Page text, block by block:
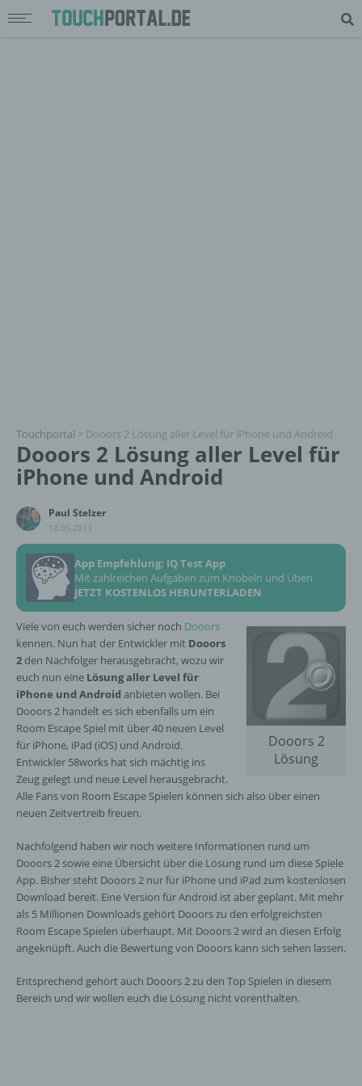
Touchportal > Dooors 2 Lösung aller Level für iPhone und Android
Dooors 2 Lösung aller Level für
iPhone und Android
Paul Stelzer
10.05.2013
App Empfehlung: IQ Test App
Mit zahlreichen Aufgaben zum Knobeln und Üben
JETZT KOSTENLOS HERUNTERLADEN
Dooors 2
Lösung
Viele von euch werden sicher noch Dooors
kennen. Nun hat der Entwickler mit Dooors
2 den Nachfolger herausgebracht, wozu wir
euch nun eine Lösung aller Level für
iPhone und Android anbieten wollen. Bei
Dooors 2 handelt es sich ebenfalls um ein
Room Escape Spiel mit über 40 neuen Level
für iPhone, iPad (iOS) und Android.
Entwickler 58works hat sich mächtig ins
Zeug gelegt und neue Level herausgebracht.
Alle Fans von Room Escape Spielen können sich also über einen
neuen Zeitvertreib freuen.
Nachfolgend haben wir noch weitere Informationen rund um
Dooors 2 sowie eine Übersicht über die Lösung rund um diese Spiele
App. Bisher steht Dooors 2 nur für iPhone und iPad zum kostenlosen
Download bereit. Eine Version für Android ist aber geplant. Mit mehr
als 5 Millionen Downloads gehört Dooors zu den erfolgreichsten
Room Escape Spielen überhaupt. Mit Dooors 2 wird an diesen Erfolg
angeknüpft. Auch die Bewertung von Dooors kann sich sehen lassen.
Entsprechend gehört auch Dooors 2 zu den Top Spielen in diesem
Bereich und wir wollen euch die Lösung nicht vorenthalten.